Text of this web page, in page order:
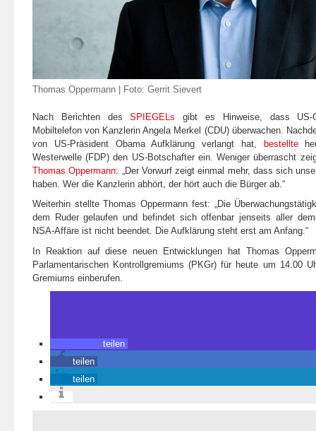
Thomas Oppermann | Foto: Gerrit Sievert
Nach Berichten desSPIEGELs gibt es Hinweise, dass US-
Mobiltelefon von Kanzlerin Angela Merkel (CDU) überwachen.
von US-Präsident Obama Aufklärung verlangt hat, bestellte
Westerwelle (FDP) den US-Botschafter ein. Weniger überrascht
Thomas Oppermann:
„Der Vorwurf zeigt einmal mehr, dass sich
haben. Wer die Kanzlerin abhört, der hört auch die Bürger ab.“
Weiterhin stellte Thomas Oppermann fest: „Die
dem Ruder gelaufen und befindet sich offenbar jenseits aller
NSA-Affäre ist nicht beendet. Die Aufklärung steht erst am Anfang.“
In Reaktion auf diese neuen Entwicklungen hat Thomas
Parlamentarischen Kontrollgremiums (PKGr) für heute um 14.00
Gremiums einberufen.
teilen
teilen
teilen